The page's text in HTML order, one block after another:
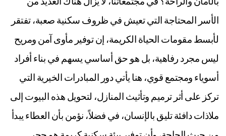
والراحة؟ في مجتمعاتنا، لا يزال هناك العديد من
المحتاجة التي تعيش في ظروف سكنية صعبة، تفتقر
مقومات الحياة الكريمة، إن توفير مأوى آمن ومريح
مجرد رفاهية، بل هو حق أساسي يسهم في بناء أفراد
ومجتمع قوي، هنا يأتي دور المبادرات الخيرية التي
على أثر ترميم وتأثيث المنازل، لتحويل هذه البيوت إلى
دافئة تليق بالإنسان، في فضلاً، نؤمن بأن العطاء يبدأ